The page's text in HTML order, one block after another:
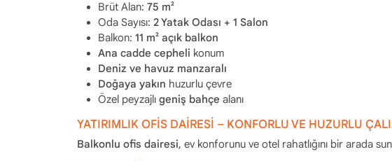
Brüt Alan: 75 m²
Oda Sayısı: 2 Yatak Odası + 1 Salon
Balkon: 11 m² açık balkon
Ana cadde cepheli konum
Deniz ve havuz manzaralı
Doğaya yakın huzurlu çevre
Özel peyzajlı geniş bahçe alanı
YATIRIMLIK OFİS DAİRESİ – KONFORLU VE HUZURLU
Balkonlu ofis dairesi, ev konforunu ve otel rahatlığını bir arada